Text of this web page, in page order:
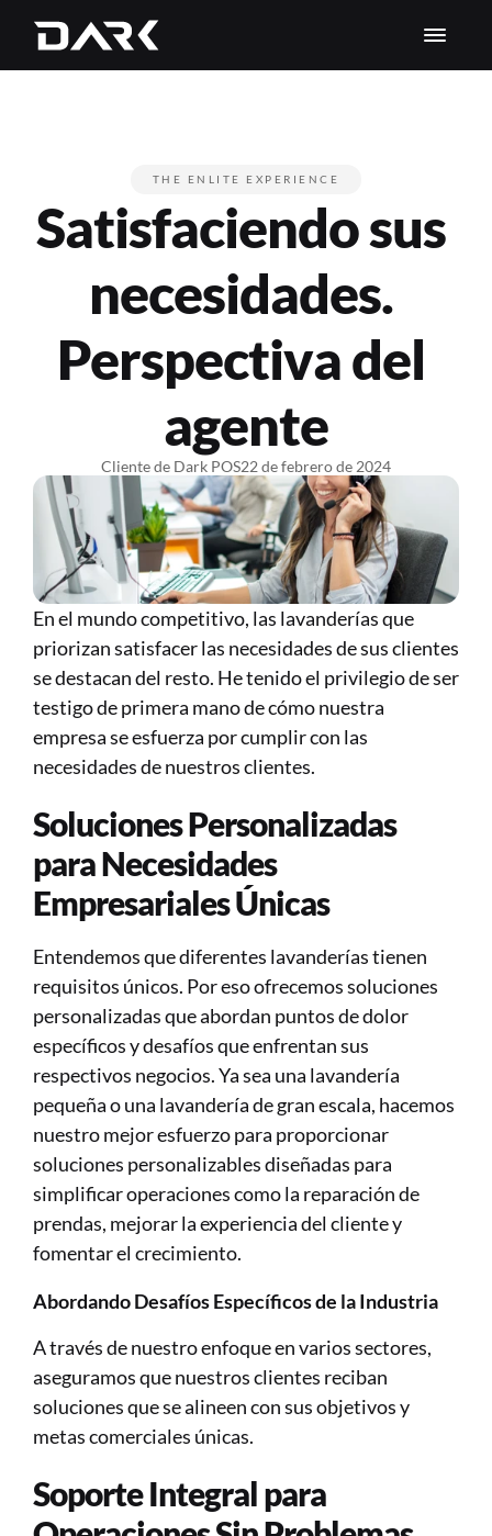
THE ENLITE EXPERIENCE
Satisfaciendo sus
necesidades.
Perspectiva del
agente
Cliente de Dark POS22 de febrero de 2024
En el mundo competitivo, las lavanderías que
priorizan satisfacer las necesidades de sus clientes
se destacan del resto. He tenido el privilegio de ser
testigo de primera mano de cómo nuestra
empresa se esfuerza por cumplir con las
necesidades de nuestros clientes.
Soluciones Personalizadas
para Necesidades
Empresariales Únicas
Entendemos que diferentes lavanderías tienen
requisitos únicos. Por eso ofrecemos soluciones
personalizadas que abordan puntos de dolor
específicos y desafíos que enfrentan sus
respectivos negocios. Ya sea una lavandería
pequeña o una lavandería de gran escala, hacemos
nuestro mejor esfuerzo para proporcionar
soluciones personalizables diseñadas para
simplificar operaciones como la reparación de
prendas, mejorar la experiencia del cliente y
fomentar el crecimiento.
Abordando Desafíos Específicos de la Industria
A través de nuestro enfoque en varios sectores,
aseguramos que nuestros clientes reciban
soluciones que se alineen con sus objetivos y
metas comerciales únicas.
Soporte Integral para